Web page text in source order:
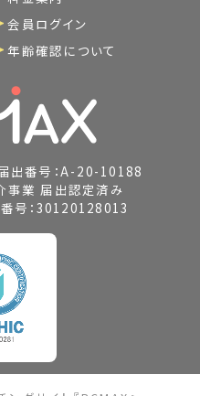
会員ログイン
年齢確認について
出番号：A-20-10188
事業 届出認定済み
号：30120128013